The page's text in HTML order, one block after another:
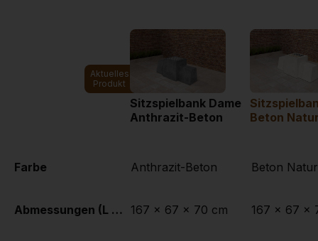
Aktuelles
Produkt
Sitzspielbank Dame
Anthrazit-Beton
Beton
Farbe
Abmessungen (L x B x H)
Anthrazit-Beton
167 x 67 x 70 cm
Beton
167 x 67 x